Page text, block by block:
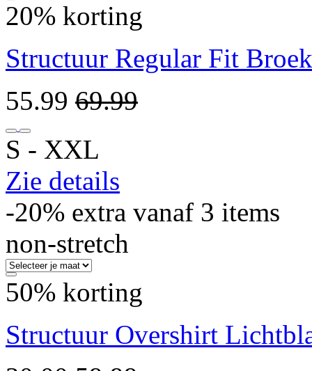
20% korting
Structuur Regular Fit
55.99 69.99
S ‐ XXL
Zie details
-20% extra vanaf 3 items
non-stretch
50% korting
Structuur Overshirt